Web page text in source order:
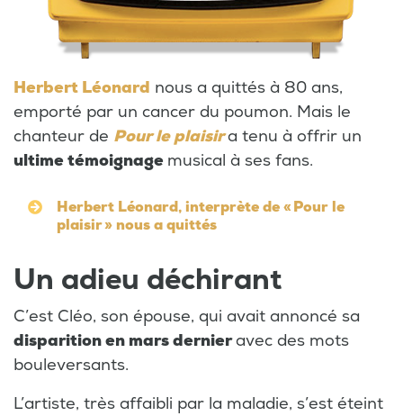
Herbert Léonard nous a quittés à 80 ans,
emporté par un cancer du poumon. Mais le
chanteur de Pour le plaisira tenu à offrir un
ultime témoignage musical à ses fans.
Herbert Léonard, interprète de « Pour le
plaisir » nous a quittés
Un adieu déchirant
C’est Cléo, son épouse, qui avait annoncé sa
disparition en mars dernieravec des mots
bouleversants.
L’artiste, très affaibli par la maladie, s’est éteint